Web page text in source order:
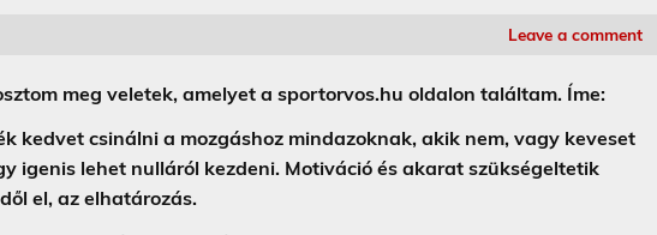
Leave a comment
meg veletek, amelyet a sportorvos.hu oldalon találtam. Íme:
kedvet csinálni a mozgáshoz mindazoknak, akik nem, vagy keveset
igenis lehet nulláról kezdeni. Motiváció és akarat szükségeltetik
el, az elhatározás.